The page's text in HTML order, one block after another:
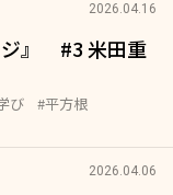
2026.04.16
ジ』 #3 米田重
び
#平方根
2026.04.06